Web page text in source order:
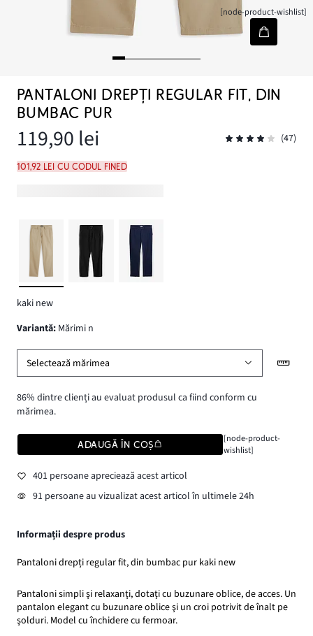
[node-product-wishlist]
PANTALONI DREPȚI REGULAR FIT, DIN
BUMBAC PUR
119,90 lei (47)
101,92 lei cu codul FINED
kaki new
variantă: Mărimi n
Selectează mărimea
86% dintre clienți au evaluat produsul ca fiind conform cu
mărimea.
ADAUGĂ ÎN COȘ
[node-product-
wishlist]
401 persoane apreciează acest articol
91 persoane au vizualizat acest articol în ultimele 24h
Informații despre produs
Pantaloni drepți regular fit, din bumbac pur kaki new
Pantaloni simpli şi relaxanţi, dotaţi cu buzunare oblice, de acces. Un
pantalon elegant cu buzunare oblice şi un croi potrivit de înalt pe
şolduri. Model cu închidere cu fermoar.